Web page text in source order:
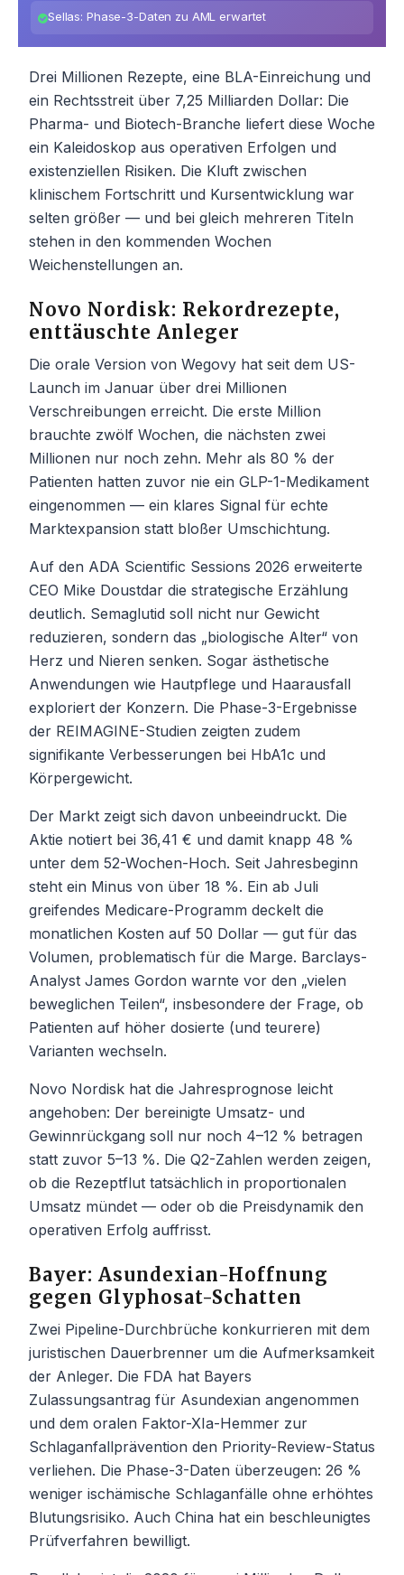
Sellas: Phase-3-Daten zu AML erwartet
Drei Millionen Rezepte, eine BLA-Einreichung und
ein Rechtsstreit über 7,25 Milliarden Dollar: Die
Pharma- und Biotech-Branche liefert diese Woche
ein Kaleidoskop aus operativen Erfolgen und
existenziellen Risiken. Die Kluft zwischen
klinischem Fortschritt und Kursentwicklung war
selten größer — und bei gleich mehreren Titeln
stehen in den kommenden Wochen
Weichenstellungen an.
Novo Nordisk: Rekordrezepte,
enttäuschte Anleger
Die orale Version von Wegovy hat seit dem US-
Launch im Januar über drei Millionen
Verschreibungen erreicht. Die erste Million
brauchte zwölf Wochen, die nächsten zwei
Millionen nur noch zehn. Mehr als 80 % der
Patienten hatten zuvor nie ein GLP-1-Medikament
eingenommen — ein klares Signal für echte
Marktexpansion statt bloßer Umschichtung.
Auf den ADA Scientific Sessions 2026 erweiterte
CEO Mike Doustdar die strategische Erzählung
deutlich. Semaglutid soll nicht nur Gewicht
reduzieren, sondern das „biologische Alter“ von
Herz und Nieren senken. Sogar ästhetische
Anwendungen wie Hautpflege und Haarausfall
exploriert der Konzern. Die Phase-3-Ergebnisse
der REIMAGINE-Studien zeigten zudem
signifikante Verbesserungen bei HbA1c und
Körpergewicht.
Der Markt zeigt sich davon unbeeindruckt. Die
Aktie notiert bei 36,41 € und damit knapp 48 %
unter dem 52-Wochen-Hoch. Seit Jahresbeginn
steht ein Minus von über 18 %. Ein ab Juli
greifendes Medicare-Programm deckelt die
monatlichen Kosten auf 50 Dollar — gut für das
Volumen, problematisch für die Marge. Barclays-
Analyst James Gordon warnte vor den „vielen
beweglichen Teilen“, insbesondere der Frage, ob
Patienten auf höher dosierte (und teurere)
Varianten wechseln.
Novo Nordisk hat die Jahresprognose leicht
angehoben: Der bereinigte Umsatz- und
Gewinnrückgang soll nur noch 4–12 % betragen
statt zuvor 5–13 %. Die Q2-Zahlen werden zeigen,
ob die Rezeptflut tatsächlich in proportionalen
Umsatz mündet — oder ob die Preisdynamik den
operativen Erfolg auffrisst.
Bayer: Asundexian-Hoffnung
gegen Glyphosat-Schatten
Zwei Pipeline-Durchbrüche konkurrieren mit dem
juristischen Dauerbrenner um die Aufmerksamkeit
der Anleger. Die FDA hat Bayers
Zulassungsantrag für Asundexian angenommen
und dem oralen Faktor-XIa-Hemmer zur
Schlaganfallprävention den Priority-Review-Status
verliehen. Die Phase-3-Daten überzeugen: 26 %
weniger ischämische Schlaganfälle ohne erhöhtes
Blutungsrisiko. Auch China hat ein beschleunigtes
Prüfverfahren bewilligt.